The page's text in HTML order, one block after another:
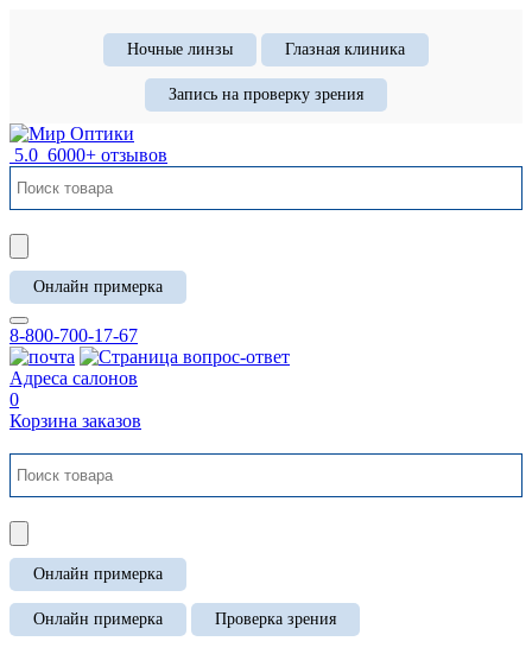
Ночные линзы Глазная клиника
Запись на проверку зрения
5.0 6000+ отзывов
Онлайн примерка
8-800-700-17-67
Адреса салонов
0
Корзина заказов
Онлайн примерка
Онлайн примерка Проверка зрения